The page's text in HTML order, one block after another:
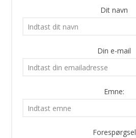
Dit navn
Din e-mail
Emne:
Forespørgsel